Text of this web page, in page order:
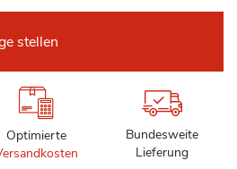
stellen
Optimierte
Bundesweite
Lieferung